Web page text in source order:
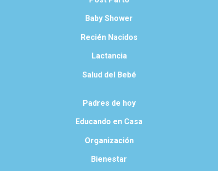
Baby Shower
Recién Nacidos
Lactancia
Salud del Bebé
Padres de hoy
Educando en Casa
Organización
Bienestar